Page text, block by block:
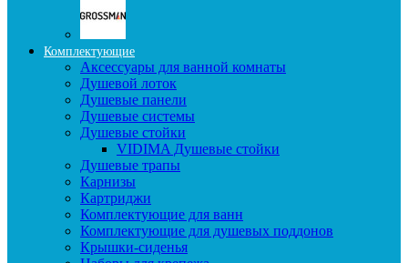
Комплектующие
Аксессуары для ванной комнаты
Душевой лоток
Душевые панели
Душевые системы
Душевые стойки
VIDIMA Душевые стойки
Душевые трапы
Карнизы
Картриджи
Комплектующие для ванн
Комплектующие для душевых поддонов
Крышки-сиденья